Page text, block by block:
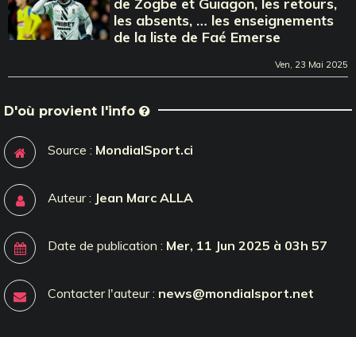
les absents, … les enseignements
de la liste de Faé Emerse
Ven, 23 Mai 2025
D'où provient l'info
Source : MondialSport.ci
Auteur : Jean Marc ALLA
Date de publication : Mer, 11 Jun 2025 à 03h 57
Contacter l'auteur : news@mondialsport.net